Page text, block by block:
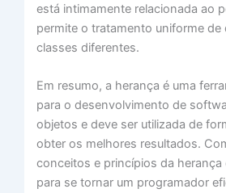
está intimamente relacionada ao
permite o tratamento uniforme de
classes diferentes.
Em resumo, a herança é uma
para o desenvolvimento de
objetos e deve ser utilizada de
obter os melhores resultados.
conceitos e princípios da herança
para se tornar um programador